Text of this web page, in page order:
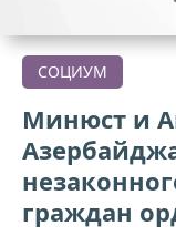
СОЦИУМ
Минюст и
граждан